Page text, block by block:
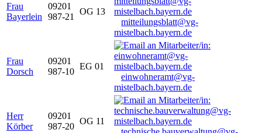
Frau
Bayerlein
09201
987-21
OG 13
mitteilungsblatt@vg-
mistelbach.bayern.de
Frau
Dorsch
09201
987-10
EG 01
einwohneramt@vg-
mistelbach.bayern.de
Herr
Körber
09201
987-20
OG 11